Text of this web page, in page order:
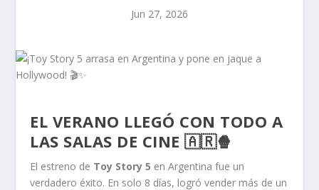
Jun 27, 2026
EL VERANO LLEGÓ CON TODO A
LAS SALAS DE CINE 🇦🇷🍿
El estreno de Toy Story 5 en Argentina fue un
verdadero éxito. En solo 8 días, logró vender más de un